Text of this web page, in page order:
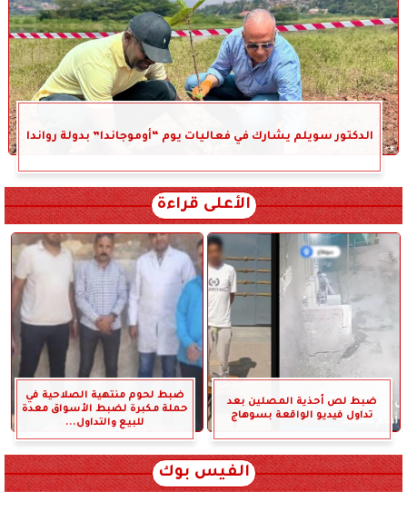
الدكتور سويلم يشارك في فعاليات يوم “أوموجاندا” بدولة رواندا
الأعلى قراءة
ضبط لص أحذية المصلين بعد
تداول فيديو الواقعة بسوهاج
ضبط لحوم منتهية الصلاحية في
حملة مكبرة لضبط الأسواق معدة
للبيع والتداول...
الفيس بوك